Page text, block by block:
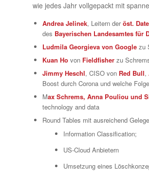
wie jedes Jahr vollgepackt mit
Andrea Jelinek, Leitern deröst.
des Bayerischen Landesamtes für
Ludmila Georgieva von Google zu
Kuan Ho von Fieldfisher zu
Jimmy Heschl, CISO von Red Bull,
Boost durch Corona und welche
Max Schrems, Anna Pouliou und
technology and data
Round Tables mit ausreichend
Information Classification;
US-Cloud Anbietern
Umsetzung eines